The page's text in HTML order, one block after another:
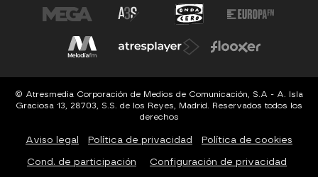
© Atresmedia Corporación de Medios de Comunicación, S.A - A. Isla
Graciosa 13, 28703, S.S. de los Reyes, Madrid. Reservados todos los
derechos
Aviso legal Política de privacidad Política de cookies
Cond. de participación Configuración de privacidad